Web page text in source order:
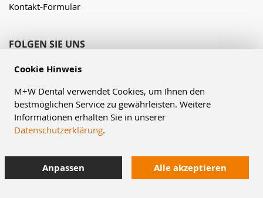
Cookie Hinweis
M+W Dental verwendet Cookies, um Ihnen den
bestmöglichen Service zu gewährleisten. Weitere
Informationen erhalten Sie in unserer
Datenschutzerklärung.
Anpassen Alle akzeptieren
Kontakt-Formular
FOLGEN SIE UNS
AGB
Impressum Datenschutzerklärung